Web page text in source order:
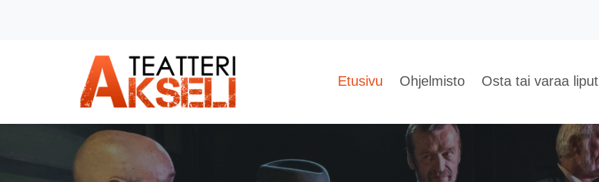
Etusivu Ohjelmisto Osta tai varaa liput